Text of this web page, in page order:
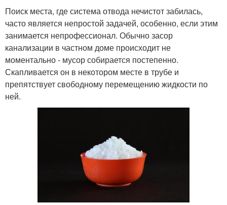
Поиск места, где система отвода нечистот забилась,
часто является непростой задачей, особенно, если этим
занимается непрофессионал. Обычно засор
канализации в частном доме происходит не
моментально - мусор собирается постепенно.
Скапливается он в некотором месте в трубе и
препятствует свободному перемещению жидкости по
ней.